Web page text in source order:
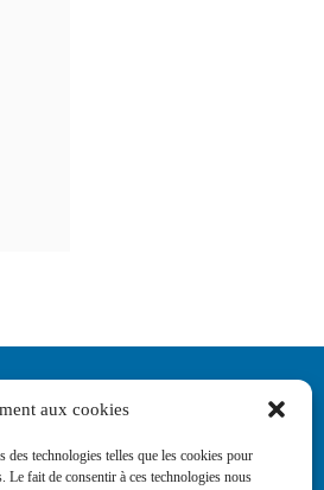
aux cookies
technologies telles que les cookies pour
Le fait de consentir à ces technologies nous